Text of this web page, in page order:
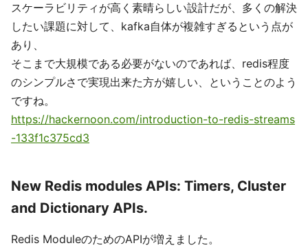
スケーラビリティが高く素晴らしい設計だが、多くの解決
したい課題に対して、kafka自体が複雑すぎるという点が
あり、
そこまで大規模である必要がないのであれば、redis程度
のシンプルさで実現出来た方が嬉しい、ということのよう
ですね。
https://hackernoon.com/introduction-to-redis-streams
-133f1c375cd3
New Redis modules APIs: Timers, Cluster
and Dictionary APIs.
Redis ModuleのためのAPIが増えました。